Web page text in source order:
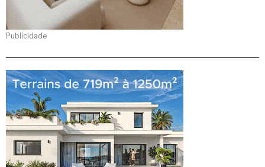
Publicidade